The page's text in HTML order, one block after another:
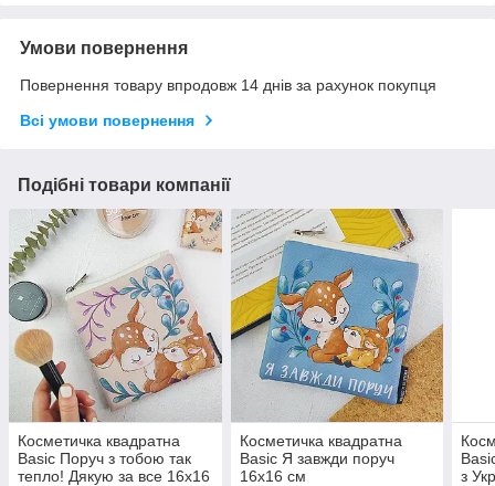
Умови повернення
Повернення товару впродовж 14 днів за рахунок покупця
Всі умови повернення
Подібні товари компанії
Косметичка квадратна
Basic Поруч з тобою так
тепло! Дякую за все 16x16
Косметичка квадратна
Basic Я завжди поруч
16x16 см
з